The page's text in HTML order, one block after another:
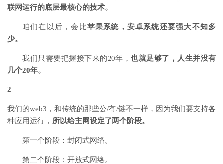
联网运行的底层最核心的技术。
咱们在以后，会比苹果系统，安卓系统还要强大不知多
少。
我们只需要把握接下来的20年， 也就足够了，人生并没有
几个20年。
2
我们的web3，和传统的那些公/有/链不一样，因为我们要支持各
种应用运行， 所以给主网设定了两个阶段。
第一个阶段：封闭式网络。
第二个阶段：开放式网络。